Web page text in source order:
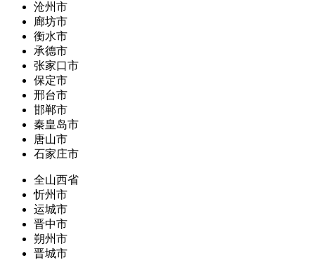
沧州市
廊坊市
衡水市
承德市
张家口市
保定市
邢台市
邯郸市
秦皇岛市
唐山市
石家庄市
全山西省
忻州市
运城市
晋中市
朔州市
晋城市